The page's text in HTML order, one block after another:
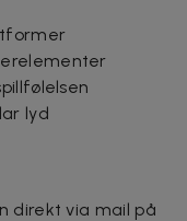
lyd
direkt via mail på